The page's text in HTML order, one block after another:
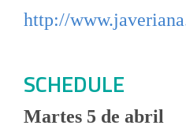
http://
SCHEDULE
Martes 5 de abril